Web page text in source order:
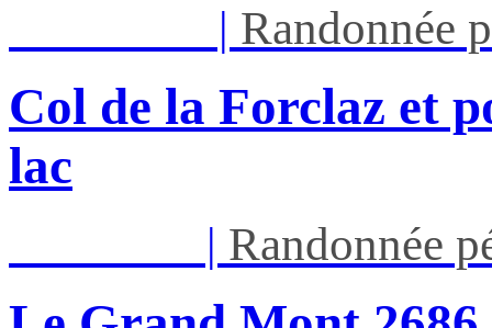
| Randonnée
Col de la Forclaz et
lac
| Randonnée